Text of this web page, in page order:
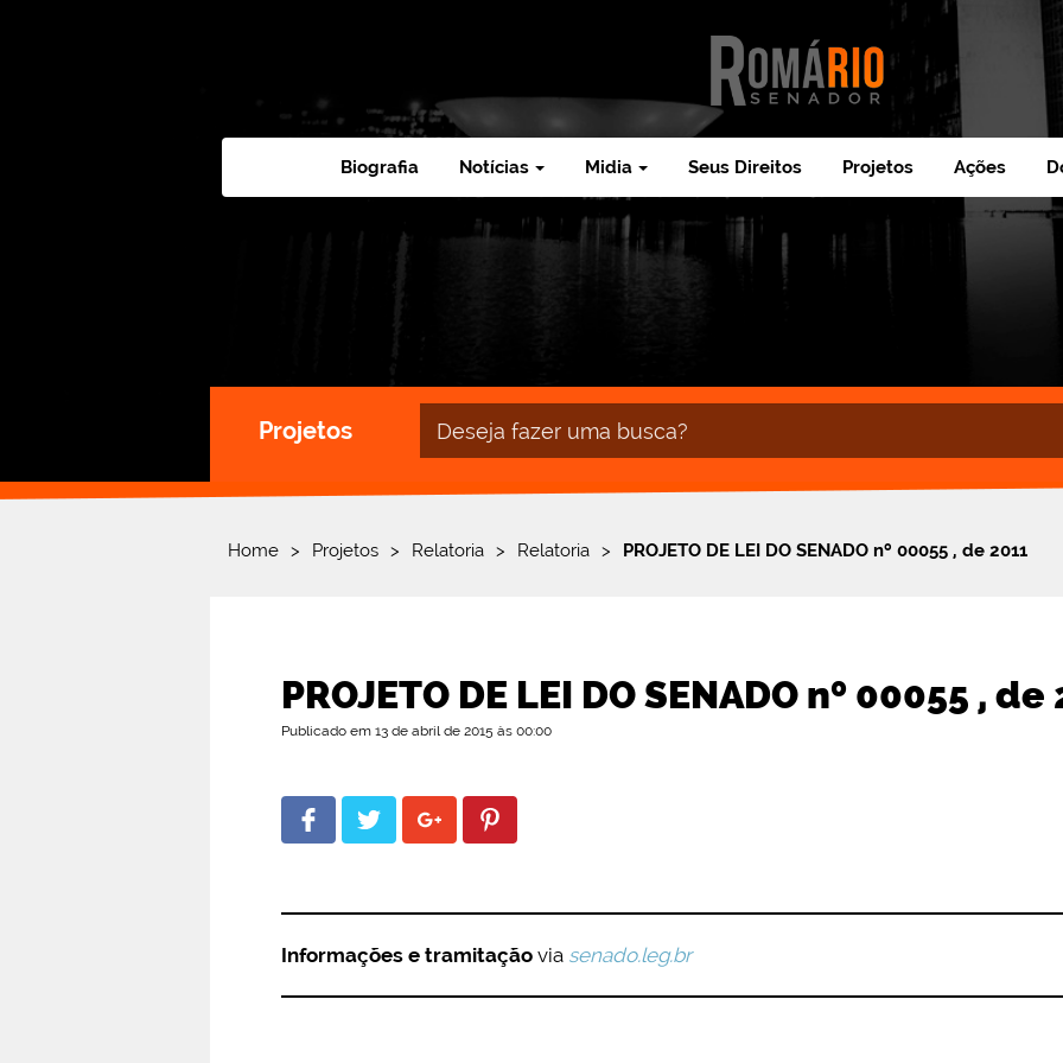
Biografia Notícias Midia Seus Direitos Projetos Ações
Projetos
busca
Home > Projetos > Relatoria > Relatoria > PROJETO DE LEI DO SENADO nº 00055 , de 2011
PROJETO DE LEI DO SENADO nº 00055 , de
Publicado em 13 de abril de 2015 às 00:00
Informações e tramitação via senado.leg.br